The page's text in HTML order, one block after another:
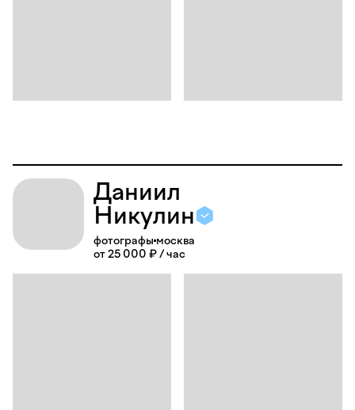
Даниил
Никулин
фотографы москва
от 25 000 ₽ / час